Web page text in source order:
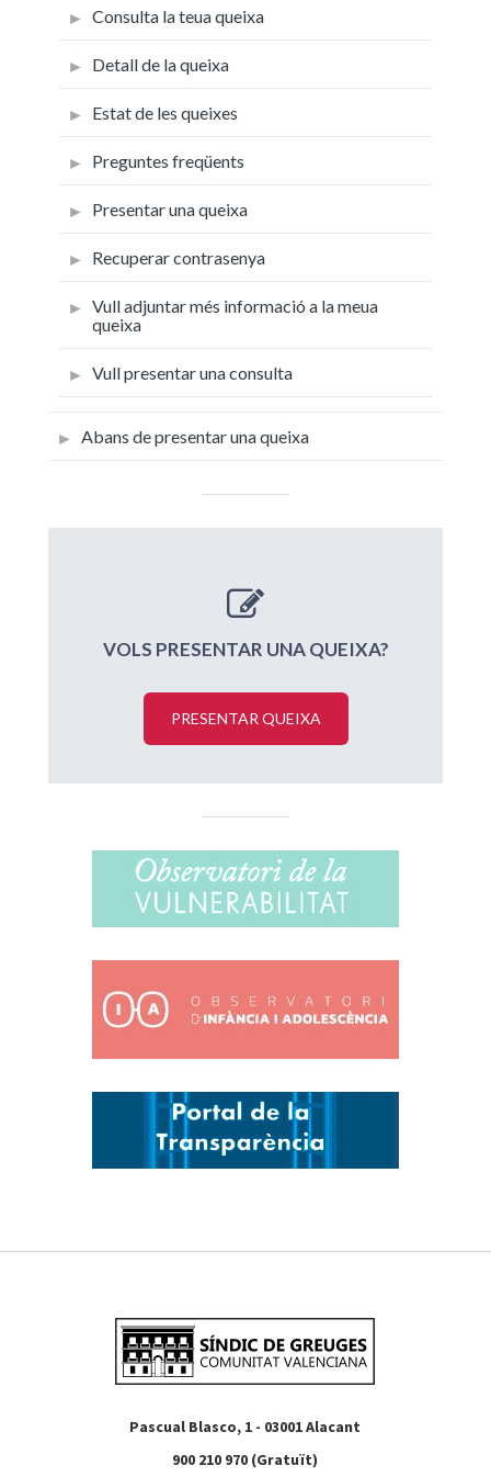
Consulta la teua queixa
Detall de la queixa
Estat de les queixes
Preguntes freqüents
Presentar una queixa
Recuperar contrasenya
Vull adjuntar més informació a la meua
queixa
Vull presentar una consulta
Abans de presentar una queixa
VOLS PRESENTAR UNA QUEIXA?
PRESENTAR QUEIXA
Pascual Blasco, 1 - 03001 Alacant
900 210 970 (Gratuït)